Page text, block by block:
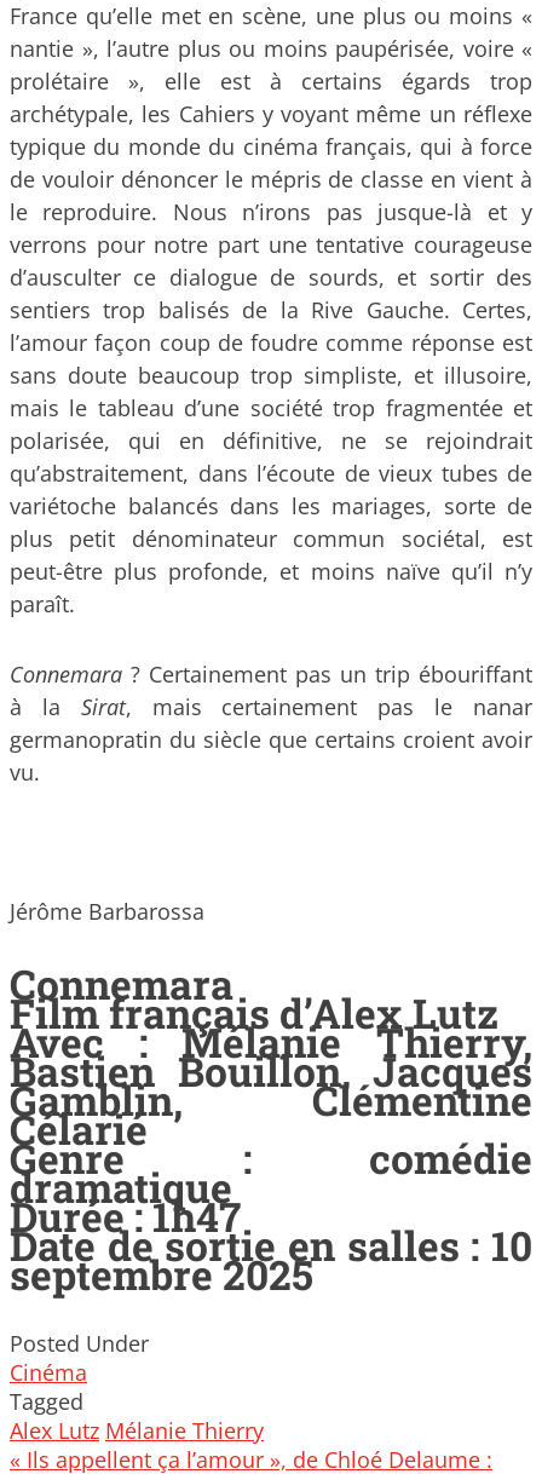
France qu’elle met en scène, une plus ou moins «
nantie », l’autre plus ou moins paupérisée, voire «
prolétaire », elle est à certains égards trop
archétypale, les Cahiers y voyant même un réflexe
typique du monde du cinéma français, qui à force
de vouloir dénoncer le mépris de classe en vient à
le reproduire. Nous n’irons pas jusque-là et y
verrons pour notre part une tentative courageuse
d’ausculter ce dialogue de sourds, et sortir des
sentiers trop balisés de la Rive Gauche. Certes,
l’amour façon coup de foudre comme réponse est
sans doute beaucoup trop simpliste, et illusoire,
mais le tableau d’une société trop fragmentée et
polarisée, qui en définitive, ne se rejoindrait
qu’abstraitement, dans l’écoute de vieux tubes de
variétoche balancés dans les mariages, sorte de
plus petit dénominateur commun sociétal, est
peut-être plus profonde, et moins naïve qu’il n’y
paraît.
Connemara ? Certainement pas un trip ébouriffant
à la Sirat, mais certainement pas le nanar
germanopratin du siècle que certains croient avoir
vu.
Jérôme Barbarossa
Connemara
Film français d’Alex Lutz
Avec : Mélanie Thierry,
Bastien Bouillon, Jacques
Gamblin, Clémentine
Célarié
Genre : comédie
dramatique
Durée : 1h47
Date de sortie en salles : 10
septembre 2025
Posted Under
Cinéma
Tagged
Alex Lutz Mélanie Thierry
Post
« Ils appellent ça l’amour », de Chloé Delaume :